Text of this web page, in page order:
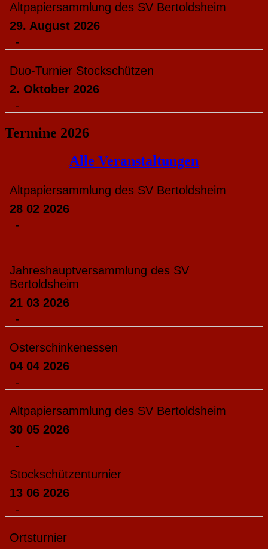
Altpapiersammlung des SV Bertoldsheim
29. August 2026
-
Duo-Turnier Stockschützen
2. Oktober 2026
-
Termine 2026
Alle Veranstaltungen
Altpapiersammlung des SV Bertoldsheim
28 02 2026
-
Jahreshauptversammlung des SV
Bertoldsheim
21 03 2026
-
Osterschinkenessen
04 04 2026
-
Altpapiersammlung des SV Bertoldsheim
30 05 2026
-
Stockschützenturnier
13 06 2026
-
Ortsturnier